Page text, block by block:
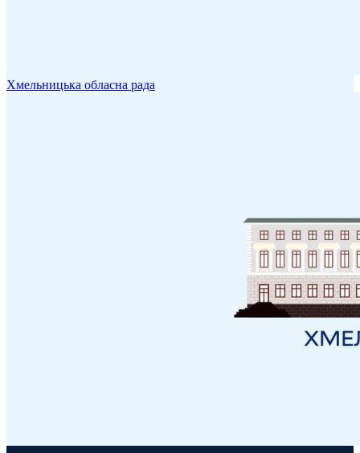
Хмельницька обласна рада